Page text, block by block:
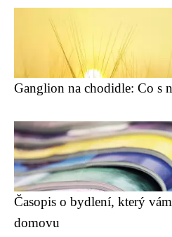
Ganglion na chodidle: Co s
Časopis o bydlení, který
domovu